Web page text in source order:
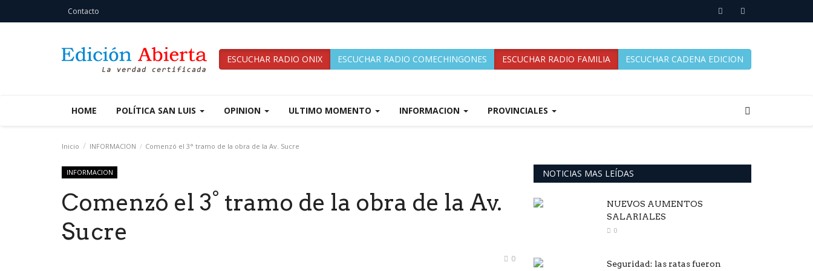
Contacto
ESCUCHAR RADIO ONIX ESCUCHAR RADIO COMECHINGONES ESCUCHAR RADIO FAMILIA ESCUCHAR CADENA EDICION
HOME POLÍTICA SAN LUIS OPINION ULTIMO MOMENTO INFORMACION PROVINCIALES
Inicio INFORMACION Comenzó el 3° tramo de la obra de la Av. Sucre
INFORMACION
Comenzó el 3° tramo de la obra de la Av.
Sucre
0
NOTICIAS MAS LEÍDAS
NUEVOS AUMENTOS
SALARIALES
0
Seguridad: las ratas fueron